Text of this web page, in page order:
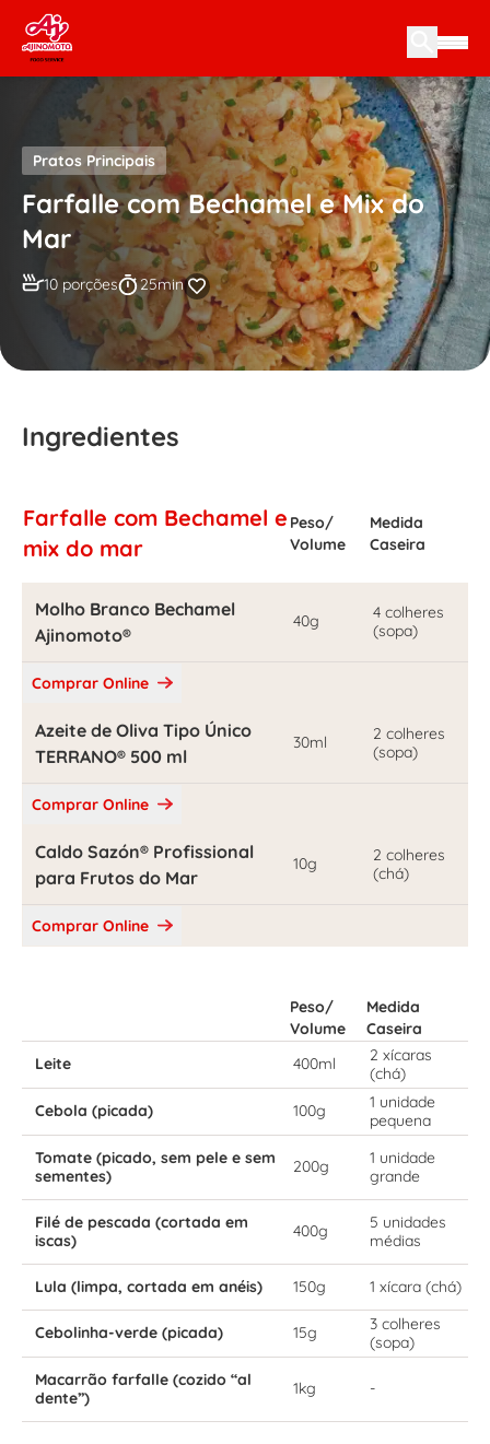
Skip to content
Pratos Principais
Farfalle com Bechamel e Mix do
Mar
10 porções 25min
Ingredientes
Farfalle com Bechamel e
mix do mar
Peso/
Volume
Medida
Caseira
Molho Branco Bechamel
Ajinomoto®
40g
4 colheres
(sopa)
Comprar Online
Azeite de Oliva Tipo Único
TERRANO® 500 ml
30ml
2 colheres
(sopa)
Comprar Online
Caldo Sazón® Profissional
para Frutos do Mar
10g
2 colheres
(chá)
Comprar Online
Peso/
Volume
Medida
Caseira
Leite
400ml
2 xícaras
(chá)
Cebola (picada)
100g
1 unidade
pequena
Tomate (picado, sem pele e sem
sementes)
200g
1 unidade
grande
Filé de pescada (cortada em
iscas)
400g
5 unidades
médias
Lula (limpa, cortada em anéis) 150g 1 xícara (chá)
Cebolinha-verde (picada) 15g
3 colheres
(sopa)
Macarrão farfalle (cozido “al
dente”)
1kg -